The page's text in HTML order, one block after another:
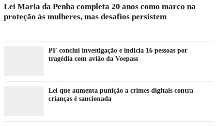
Lei Maria da Penha completa 20 anos como marco na
proteção às mulheres, mas desafios persistem
PF conclui investigação e indicia 16 pessoas por
tragédia com avião da Voepass
Lei que aumenta punição a crimes digitais contra
crianças é sancionada